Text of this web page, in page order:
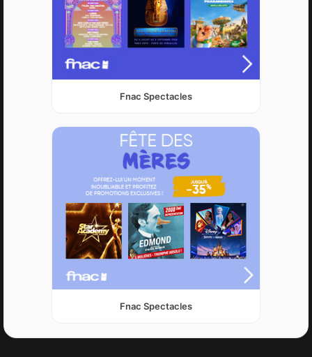
Fnac Spectacles
Fnac Spectacles